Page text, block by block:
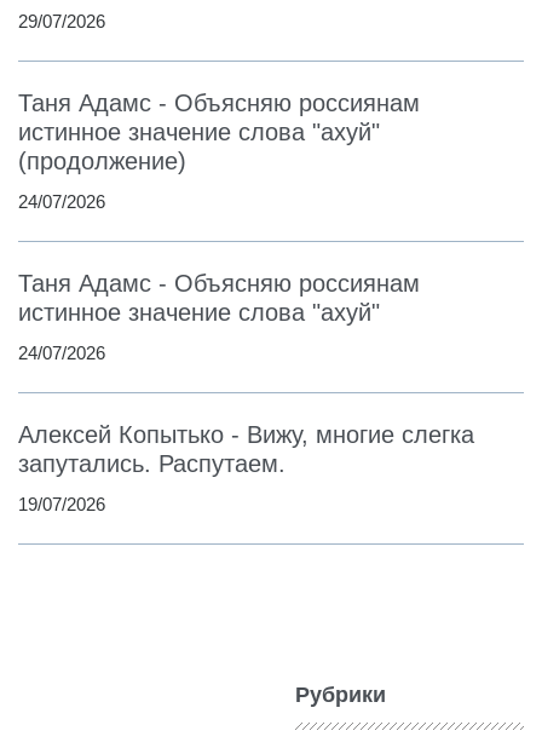
29/07/2026
Таня Адамс - Объясняю россиянам
истинное значение слова "ахуй"
(продолжение)
24/07/2026
Таня Адамс - Объясняю россиянам
истинное значение слова "ахуй"
24/07/2026
Алексей Копытько - Вижу, многие слегка
запутались. Распутаем.
19/07/2026
Рубрики